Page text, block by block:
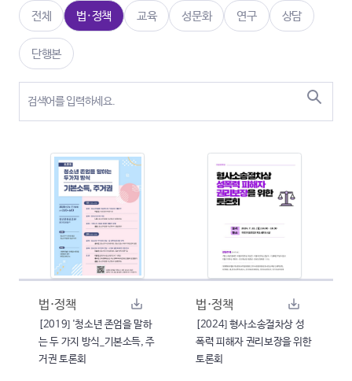
전체 법·정책 교육 성문화 연구 상담
단행본
법·정책
[2019] '청소년 존엄을 말하
는 두 가지 방식_기본소득, 주
거권 토론회
법·정책
[2024] 형사소송절차상 성
폭력 피해자 권리보장을 위한
토론회